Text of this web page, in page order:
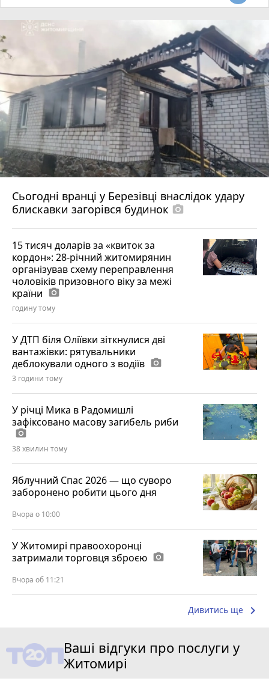
Сьогодні вранці у Березівці внаслідок удару
блискавки загорівся будинок photo_camera
15 тисяч доларів за «квиток за
кордон»: 28-річний житомирянин
організував схему переправлення
чоловіків призовного віку за межі
країни photo_camera
годину тому
У ДТП біля Оліївки зіткнулися дві
вантажівки: рятувальники
деблокували одного з водіїв photo_camera
3 години тому
У річці Мика в Радомишлі
зафіксовано масову загибель риби
photo_camera
38 хвилин тому
Яблучний Спас 2026 — що суворо
заборонено робити цього дня
Вчора о 10:00
У Житомирі правоохоронці
затримали торговця зброєю photo_camera
Вчора об 11:21
Дивитись ще keyboard_arrow_right
Ваші відгуки про послуги у
Житомирі